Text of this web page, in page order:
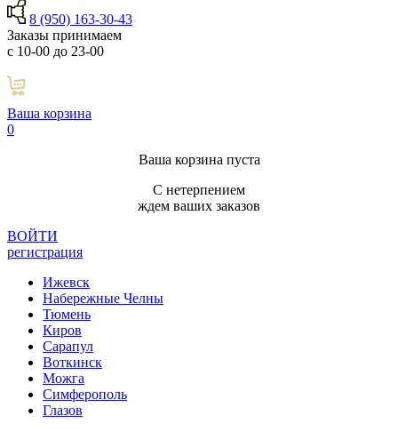
8 (950) 163-30-43
Заказы принимаем
с 10-00 до 23-00
Ваша корзина
0
Ваша корзина пуста
С нетерпением
ждем ваших заказов
ВОЙТИ
регистрация
Ижевск
Набережные Челны
Тюмень
Киров
Сарапул
Воткинск
Можга
Симферополь
Глазов